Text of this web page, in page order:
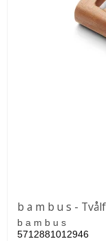
b a m b u s -
b a m b u s
5712881012946